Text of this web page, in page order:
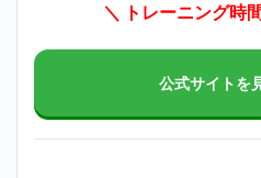
＼ トレーニング時
公式サイトを